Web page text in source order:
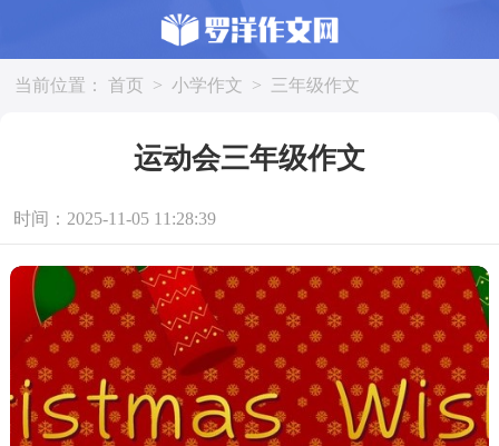
当前位置： 首页 > 小学作文 > 三年级作文
运动会三年级作文
时间：2025-11-05 11:28:39